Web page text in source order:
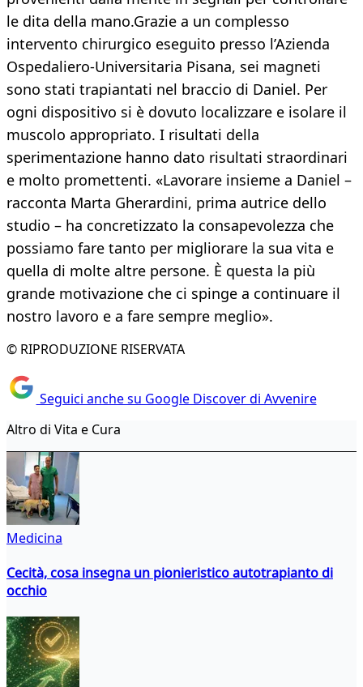
le dita della mano.Grazie a un complesso
intervento chirurgico eseguito presso l’Azienda
Ospedaliero-Universitaria Pisana, sei magneti
sono stati trapiantati nel braccio di Daniel. Per
ogni dispositivo si è dovuto localizzare e isolare il
muscolo appropriato. I risultati della
sperimentazione hanno dato risultati straordinari
e molto promettenti. «Lavorare insieme a Daniel –
racconta Marta Gherardini, prima autrice dello
studio – ha concretizzato la consapevolezza che
possiamo fare tanto per migliorare la sua vita e
quella di molte altre persone. È questa la più
grande motivazione che ci spinge a continuare il
nostro lavoro e a fare sempre meglio».
© RIPRODUZIONE RISERVATA
Seguici anche su Google Discover di Avvenire
Altro di Vita e Cura
Medicina
Cecità, cosa insegna un pionieristico autotrapianto di
occhio